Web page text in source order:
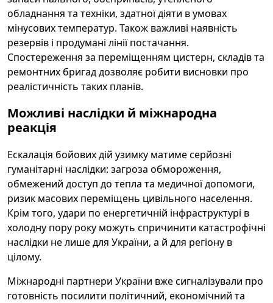
обладнання та техніки, здатної діяти в умовах
мінусових температур. Також важливі наявність
резервів і продумані лінії постачання.
Спостереження за переміщенням цистерн, складів та
ремонтних бригад дозволяє робити висновки про
реалістичність таких планів.
Можливі наслідки й міжнародна
реакція
Ескалація бойових дій узимку матиме серйозні
гуманітарні наслідки: загроза обмороження,
обмежений доступ до тепла та медичної допомоги,
ризик масових переміщень цивільного населення.
Крім того, удари по енергетичній інфраструктурі в
холодну пору року можуть спричинити катастрофічні
наслідки не лише для України, а й для регіону в
цілому.
Міжнародні партнери України вже сигналізували про
готовність посилити політичний, економічний та